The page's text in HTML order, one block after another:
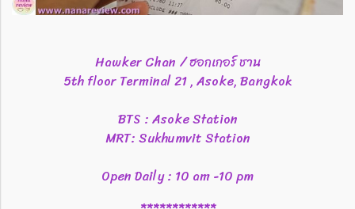
Hawker Chan / ฮอกเกอร์ ชาน
5th floor Terminal 21 , Asoke, Bangkok
BTS : Asoke Station
MRT: Sukhumvit Station
Open Daily : 10 am -10 pm